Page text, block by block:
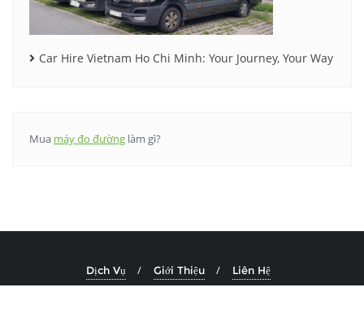
Car Hire Vietnam Ho Chi Minh: Your Journey, Your Way
Mua máy đo đường làm gì?
Dịch Vụ Giới Thiệu Liên Hệ